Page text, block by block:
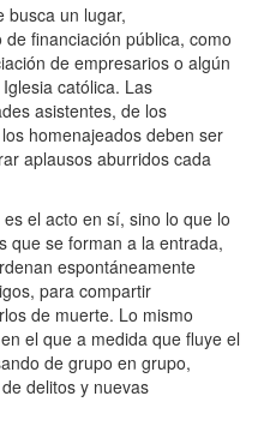
un lugar,
financiación pública, como
de empresarios o algún
católica. Las
asistentes, de los
homenajeados deben ser
aplausos aburridos cada
el acto en sí, sino lo que lo
que se forman a la entrada,
espontáneamente
para compartir
de muerte. Lo mismo
el que a medida que fluye el
de grupo en grupo,
delitos y nuevas